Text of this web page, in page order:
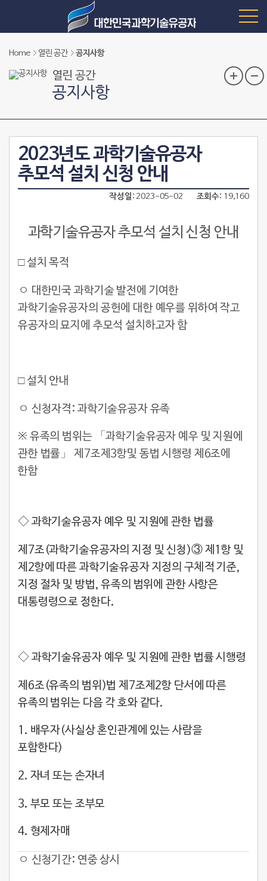
Home 열린 공간 공지사항
열린 공간
공지사항
2023년도 과학기술유공자
추모석 설치 신청 안내
작성일 2023-05-02 조회수 19,160
과학기술유공자 추모석 설치 신청 안내
□ 설치 목적
ㅇ 대한민국 과학기술 발전에 기여한
과학기술유공자의 공헌에 대한 예우를 위하여 작고
유공자의 묘지에 추모석 설치하고자 함
□ 설치 안내
ㅇ 신청자격: 과학기술유공자 유족
※ 유족의 범위는 「과학기술유공자 예우 및 지원에
관한 법률」 제7조제3항및 동법 시행령 제6조에
한함
◇ 과학기술유공자 예우 및 지원에 관한 법률
제7조(과학기술유공자의 지정 및 신청)③ 제1항 및
제2항에 따른 과학기술유공자 지정의 구체적 기준,
지정 절차 및 방법, 유족의 범위에 관한 사항은
대통령령으로 정한다.
◇ 과학기술유공자 예우 및 지원에 관한 법률 시행령
제6조(유족의 범위)법 제7조제2항 단서에 따른
유족의 범위는 다음 각 호와 같다.
1. 배우자(사실상 혼인관계에 있는 사람을
포함한다)
2. 자녀 또는 손자녀
3. 부모 또는 조부모
4. 형제자매
ㅇ 신청기간: 연중 상시